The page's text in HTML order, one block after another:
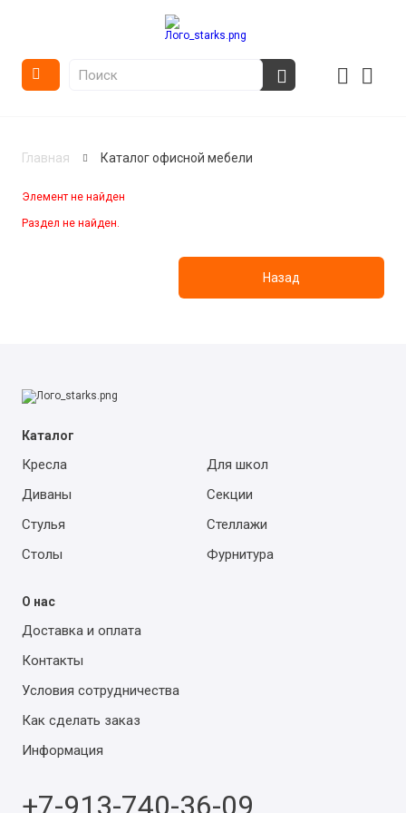
Главная Каталог офисной мебели
Элемент не найден
Раздел не найден.
Назад
Каталог
Кресла
Диваны
Стулья
Столы
Для школ
Секции
Стеллажи
Фурнитура
О нас
Доставка и оплата
Контакты
Условия сотрудничества
Как сделать заказ
Информация
+7-913-740-36-09